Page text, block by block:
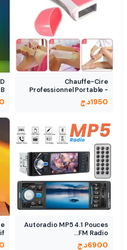
Chauffe-Cire
Professionnel Portable -
Épilation Efficace
1950د.ج
Autoradio MP5 4.1 Pouces
FM Radio…
6900د.ج